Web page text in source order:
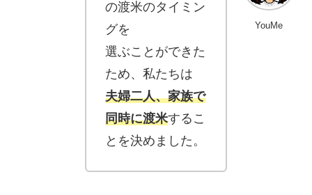
YouMe
の渡米のタイミン
グを
選ぶことができた
ため、私たちは
夫婦二人、家族で
同時に渡米するこ
とを決めました。